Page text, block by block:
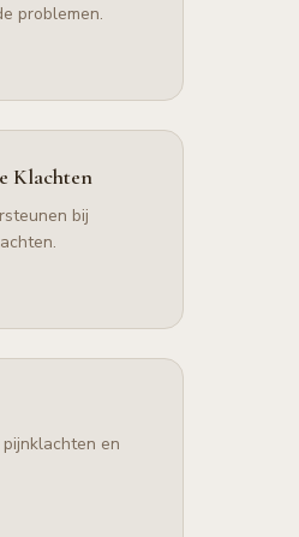
problemen.
Klachten
bij
en